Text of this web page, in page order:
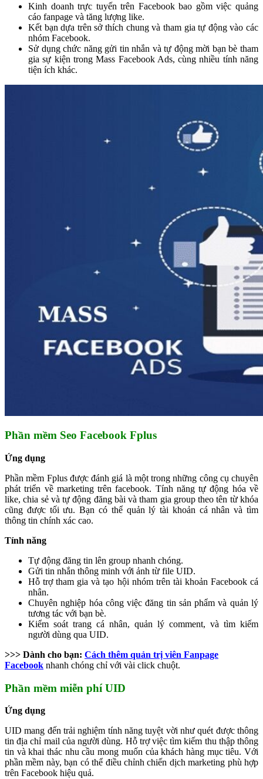
Kinh doanh trực tuyến trên Facebook bao gồm việc quảng
cáo fanpage và tăng lượng like.
Kết bạn dựa trên sở thích chung và tham gia tự động vào các
nhóm Facebook.
Sử dụng chức năng gửi tin nhắn và tự động mời bạn bè tham
gia sự kiện trong Mass Facebook Ads, cùng nhiều tính năng
tiện ích khác.
Phần mềm Seo Facebook Fplus
Ứng dụng
Phần mềm Fplus được đánh giá là một trong những công cụ chuyên
phát triển về marketing trên facebook. Tính năng tự động hóa về
like, chia sẻ và tự động đăng bài và tham gia group theo tên từ khóa
cũng được tối ưu. Bạn có thể quản lý tài khoản cá nhân và tìm
thông tin chính xác cao.
Tính năng
Tự động đăng tin lên group nhanh chóng.
Gửi tin nhắn thông minh với ảnh từ file UID.
Hỗ trợ tham gia và tạo hội nhóm trên tài khoản Facebook cá
nhân.
Chuyên nghiệp hóa công việc đăng tin sản phẩm và quản lý
tương tác với bạn bè.
Kiểm soát trang cá nhân, quản lý comment, và tìm kiếm
người dùng qua UID.
>>> Dành cho bạn: Cách thêm quản trị viên Fanpage
Facebook nhanh chóng chỉ với vài click chuột.
Phần mềm miễn phí UID
Ứng dụng
UID mang đến trải nghiệm tính năng tuyệt vời như quét được thông
tin địa chỉ mail của người dùng. Hỗ trợ việc tìm kiếm thu thập thông
tin và khai thác nhu cầu mong muốn của khách hàng mục tiêu. Với
phần mềm này, bạn có thể điều chỉnh chiến dịch marketing phù hợp
trên Facebook hiệu quả.